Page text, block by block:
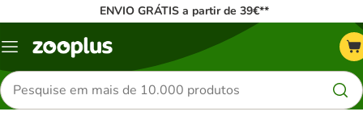
ENVIO GRÁTIS a partir de 39€**
Menu
Pesquisar
produtos